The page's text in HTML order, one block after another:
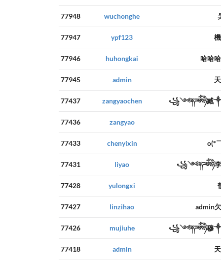
77948 wuchonghe
77947 ypf123
77946 huhongkai 哈哈
77945 admin
77437 zangyaochen ꧁༺༈ཌༀཉི臧
77436 zangyao
77433 chenyixin o(*
77431 liyao ꧁༺༈ཌༀཉི
77428 yulongxi
77427 linzihao admin
77426 mujiuhe ꧁༺༈ཌༀཉི穆
77418 admin